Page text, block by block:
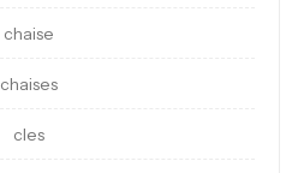
chaise
chaises
cles